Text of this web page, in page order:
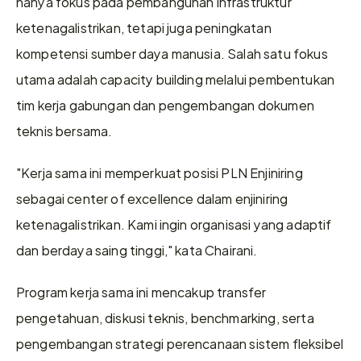
ketenagalistrikan, tetapi juga peningkatan
kompetensi sumber daya manusia. Salah satu fokus
utama adalah capacity building melalui pembentukan
tim kerja gabungan dan pengembangan dokumen
teknis bersama.
"Kerja sama ini memperkuat posisi PLN Enjiniring
sebagai center of excellence dalam enjiniring
ketenagalistrikan. Kami ingin organisasi yang adaptif
dan berdaya saing tinggi," kata Chairani.
Program kerja sama ini mencakup transfer
pengetahuan, diskusi teknis, benchmarking, serta
pengembangan strategi perencanaan sistem fleksibel